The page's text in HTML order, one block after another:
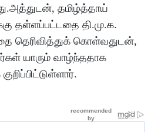
தமிழ்த்தாய்
தள்ளப்பட்டதை தி.மு.க.
தெரிவித்துக் கொள்வதுடன்,
யாரும் வாழ்ந்ததாக